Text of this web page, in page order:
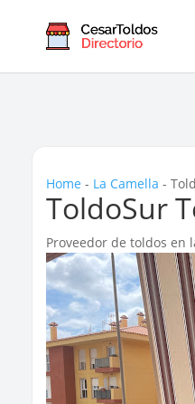
Home - La Camella -
ToldoSur
Proveedor de toldos en